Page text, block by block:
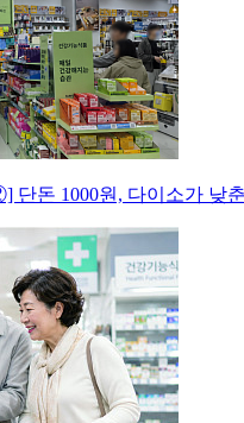
단돈 1000원, 다이소가 낮